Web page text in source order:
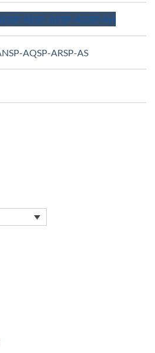
SP-AESP-AFSP-AGSP-AH
SP-AQSP-ARSP-AS